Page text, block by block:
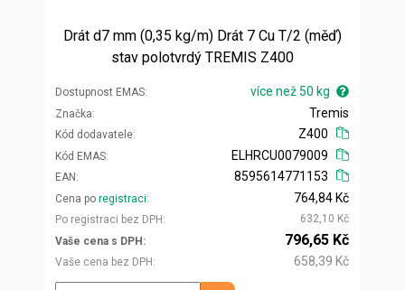
Drát d7 mm (0,35 kg/m) Drát 7 Cu T/2 (měď)
stav polotvrdý TREMIS Z400
Dostupnost EMAS více než 50 kg
Značka
Kód dodavatele
Tremis
Z400
Kód EMAS
EAN
ELHRCU0079009
8595614771153
Cena po registraci
Po registraci bez DPH
764,84 Kč
632,10 Kč
Vaše cena s DPH
Vaše cena bez DPH
796,65 Kč
658,39 Kč